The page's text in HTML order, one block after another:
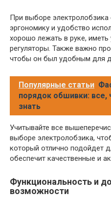
При выборе электролобзика
эргономику и удобство
хорошо лежать в руке,
регуляторы. Также важно
чтобы он был удобным для
Популярные статьи
порядок обшивки: все,
знать
Учитывайте все
выборе электролобзика,
который отлично подойдет
обеспечит качественные и
Функциональность и
возможности